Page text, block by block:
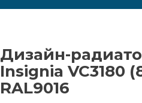
Дизайн-
Insignia VC3180
RAL9016